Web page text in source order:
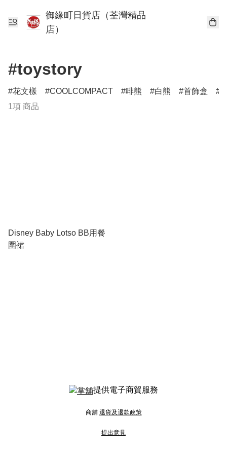
御緣町日貨店（荃灣精品
店）
#toystory
花文樣 COOLCOMPACT 啡熊 白熊 首飾盒
1項 商品
Disney Baby Lotso BB用餐
圍裙
提供電子商貿服務
商舖 退貨及退款政策
提出意見